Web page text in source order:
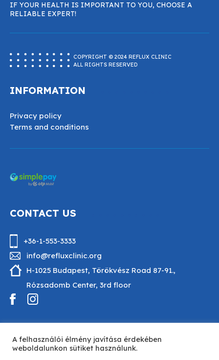
IF YOUR HEALTH IS IMPORTANT TO YOU, CHOOSE A
RELIABLE EXPERT!
COPYRIGHT © 2024 REFLUX CLINIC
ALL RIGHTS RESERVED
INFORMATION
Privacy policy
Terms and conditions
CONTACT US
+36-1-553-3333
info@refluxclinic.org
H-1025 Budapest, Törökvész Road 87-91.,
Rózsadomb Center, 3rd floor
Designed by GuruStudio
A felhasználói élmény javítása érdekében
weboldalunkon sütiket használunk.